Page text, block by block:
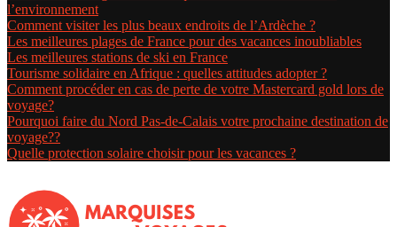
l’environnement
Comment visiter les plus beaux endroits de l’Ardèche ?
Les meilleures plages de France pour des vacances inoubliables
Les meilleures stations de ski en France
Tourisme solidaire en Afrique : quelles attitudes adopter ?
Comment procéder en cas de perte de votre Mastercard gold lors de
voyage?
Pourquoi faire du Nord Pas-de-Calais votre prochaine destination de
voyage??
Quelle protection solaire choisir pour les vacances ?